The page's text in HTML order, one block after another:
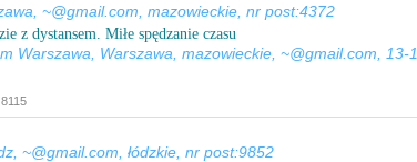
~@gmail.com, mazowieckie, nr post:4372
z dystansem. Miłe spędzanie czasu
Warszawa, Warszawa, mazowieckie, ~@gmail.com, 13-
~@gmail.com, łódzkie, nr post:9852